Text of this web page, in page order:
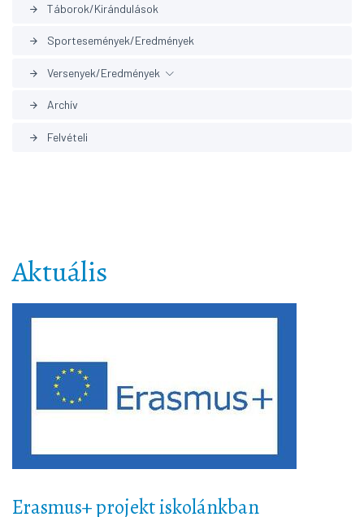
arrow_forward Táborok/Kirándulások
arrow_forward Sportesemények/Eredmények
arrow_forward Versenyek/Eredmények
Korábbi eredmények
arrow_forward Archív
arrow_forward Felvételi
Aktuális
Erasmus+ projekt iskolánkban